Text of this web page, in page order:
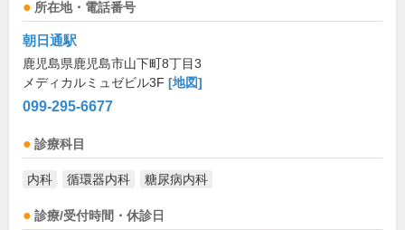
所在地・電話番号
朝日通駅
鹿児島県鹿児島市山下町8丁目3
メディカルミュゼビル3F [地図]
099-295-6677
診療科目
内科 循環器内科 糖尿病内科
診療/受付時間・休診日